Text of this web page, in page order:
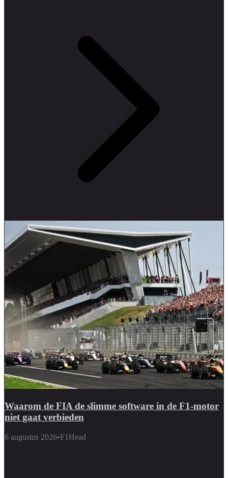
Waarom de FIA de slimme software in de F1-motor
niet gaat verbieden
6 augustus 2026•F1Head